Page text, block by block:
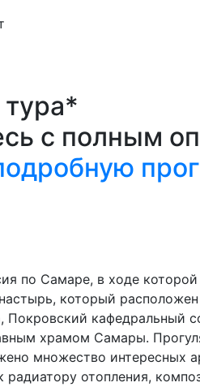
с полным
по Самаре, в ходе
который
Покровский кафедральный
храмом Самары.
множество интересных
радиатору отопления,